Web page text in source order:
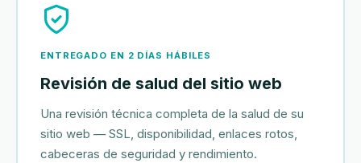
ENTREGADO EN 2 DÍAS HÁBILES
Revisión de salud del sitio web
Una revisión técnica completa de la salud de su
sitio web — SSL, disponibilidad, enlaces rotos,
cabeceras de seguridad y rendimiento.